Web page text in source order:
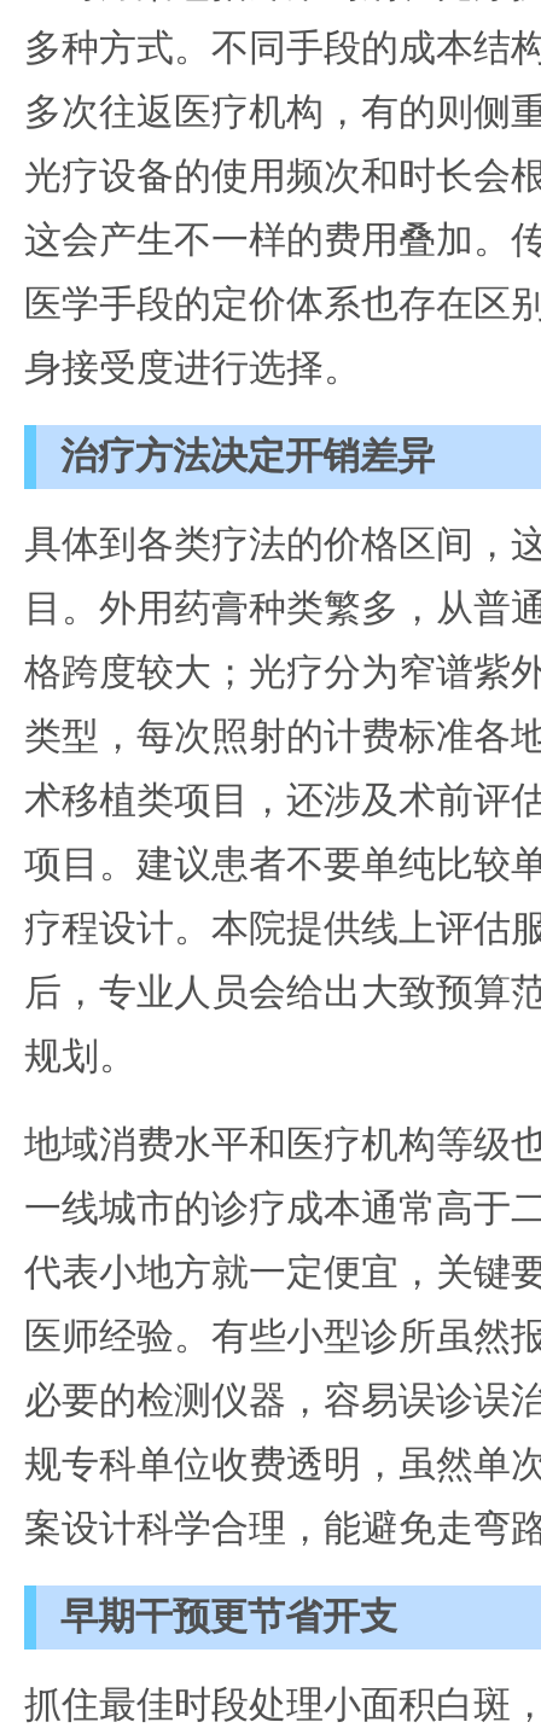
多种方式。不同手段的成本结
多次往返医疗机构，有的则侧
光疗设备的使用频次和时长会
这会产生不一样的费用叠加。
医学手段的定价体系也存在区
身接受度进行选择。
治疗方法决定开销差异
具体到各类疗法的价格区间，
目。外用药膏种类繁多，从普
格跨度较大；光疗分为窄谱紫
类型，每次照射的计费标准各
术移植类项目，还涉及术前评
项目。建议患者不要单纯比较
疗程设计。本院提供线上评估
后，专业人员会给出大致预算
规划。
地域消费水平和医疗机构等级
一线城市的诊疗成本通常高于
代表小地方就一定便宜，关键
医师经验。有些小型诊所虽然
必要的检测仪器，容易误诊误
规专科单位收费透明，虽然单
案设计科学合理，能避免走弯
早期干预更节省开支
抓住最佳时段处理小面积白斑